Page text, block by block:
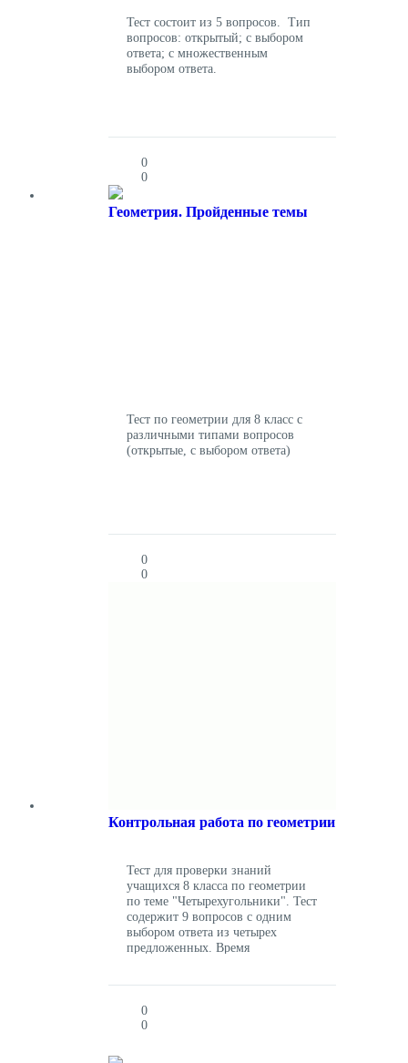
Тест состоит из 5 вопросов. Тип
вопросов: открытый; с выбором
ответа; с множественным
выбором ответа.
0
0
Геометрия. Пройденные темы
Тест по геометрии для 8 класс с
различными типами вопросов
(открытые, с выбором ответа)
0
0
Контрольная работа по геометрии
Тест для проверки знаний
учащихся 8 класса по геометрии
по теме "Четырехугольники". Тест
содержит 9 вопросов с одним
выбором ответа из четырех
предложенных. Время
0
0